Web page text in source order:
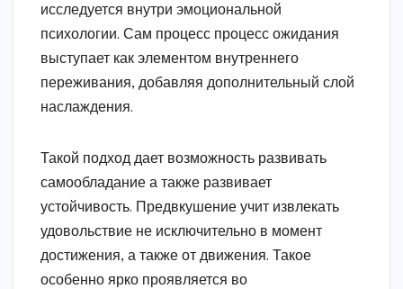
исследуется внутри эмоциональной
психологии. Сам процесс процесс ожидания
выступает как элементом внутреннего
переживания, добавляя дополнительный слой
наслаждения.
Такой подход дает возможность развивать
самообладание а также развивает
устойчивость. Предвкушение учит извлекать
удовольствие не исключительно в момент
достижения, а также от движения. Такое
особенно ярко проявляется во